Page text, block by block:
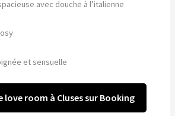
avec douche à l’italienne
et sensuelle
love room à Cluses sur Booking